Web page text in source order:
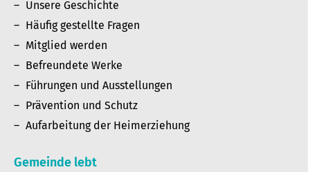
Unsere Geschichte
Häufig gestellte Fragen
Mitglied werden
Befreundete Werke
Führungen und Ausstellungen
Prävention und Schutz
Aufarbeitung der Heimerziehung
Gemeinde lebt